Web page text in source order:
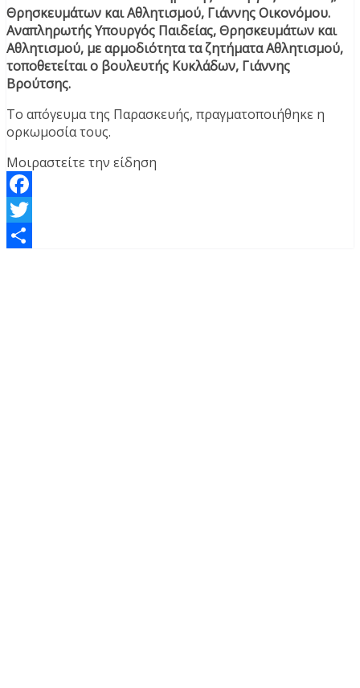
Θρησκευμάτων και Αθλητισμού, Γιάννης Οικονόμου.
Αναπληρωτής Υπουργός Παιδείας, Θρησκευμάτων και
Αθλητισμού, με αρμοδιότητα τα ζητήματα Αθλητισμού,
τοποθετείται ο βουλευτής Κυκλάδων, Γιάννης
Βρούτσης.
Το απόγευμα της Παρασκευής, πραγματοποιήθηκε η
ορκωμοσία τους.
Μοιραστείτε την είδηση
Facebook
Twitter